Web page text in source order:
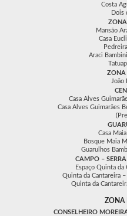
Costa
Dois
ZONA
Mansão
Casa
Araci
ZONA
João
Casa Alves
Casa Alves Guimarães
Casa
Bosque Maia
Guarulhos
CAMPO –
Espaço Quinta da
Quinta da Cantareira
Quinta da
ZONA
CONSELHEIRO